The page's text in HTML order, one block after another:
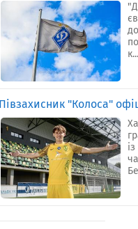
к...
Півзахисник "Колоса"